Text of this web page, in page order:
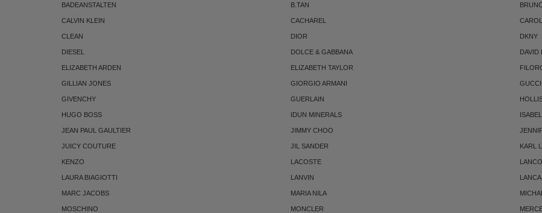
BADEANSTALTEN B.TAN
CALVIN KLEIN CACHAREL
CLEAN DIOR DKNY
DIESEL DOLCE & GABBANA DAVID
ELIZABETH ARDEN ELIZABETH TAYLOR
GILLIAN JONES GIORGIO ARMANI GUCCI
GIVENCHY GUERLAIN
HUGO BOSS IDUN MINERALS
JEAN PAUL GAULTIER JIMMY CHOO
JUICY COUTURE JIL SANDER KARL
KENZO LACOSTE
LAURA BIAGIOTTI LANVIN
MARC JACOBS MARIA NILA
MOSCHINO MONCLER